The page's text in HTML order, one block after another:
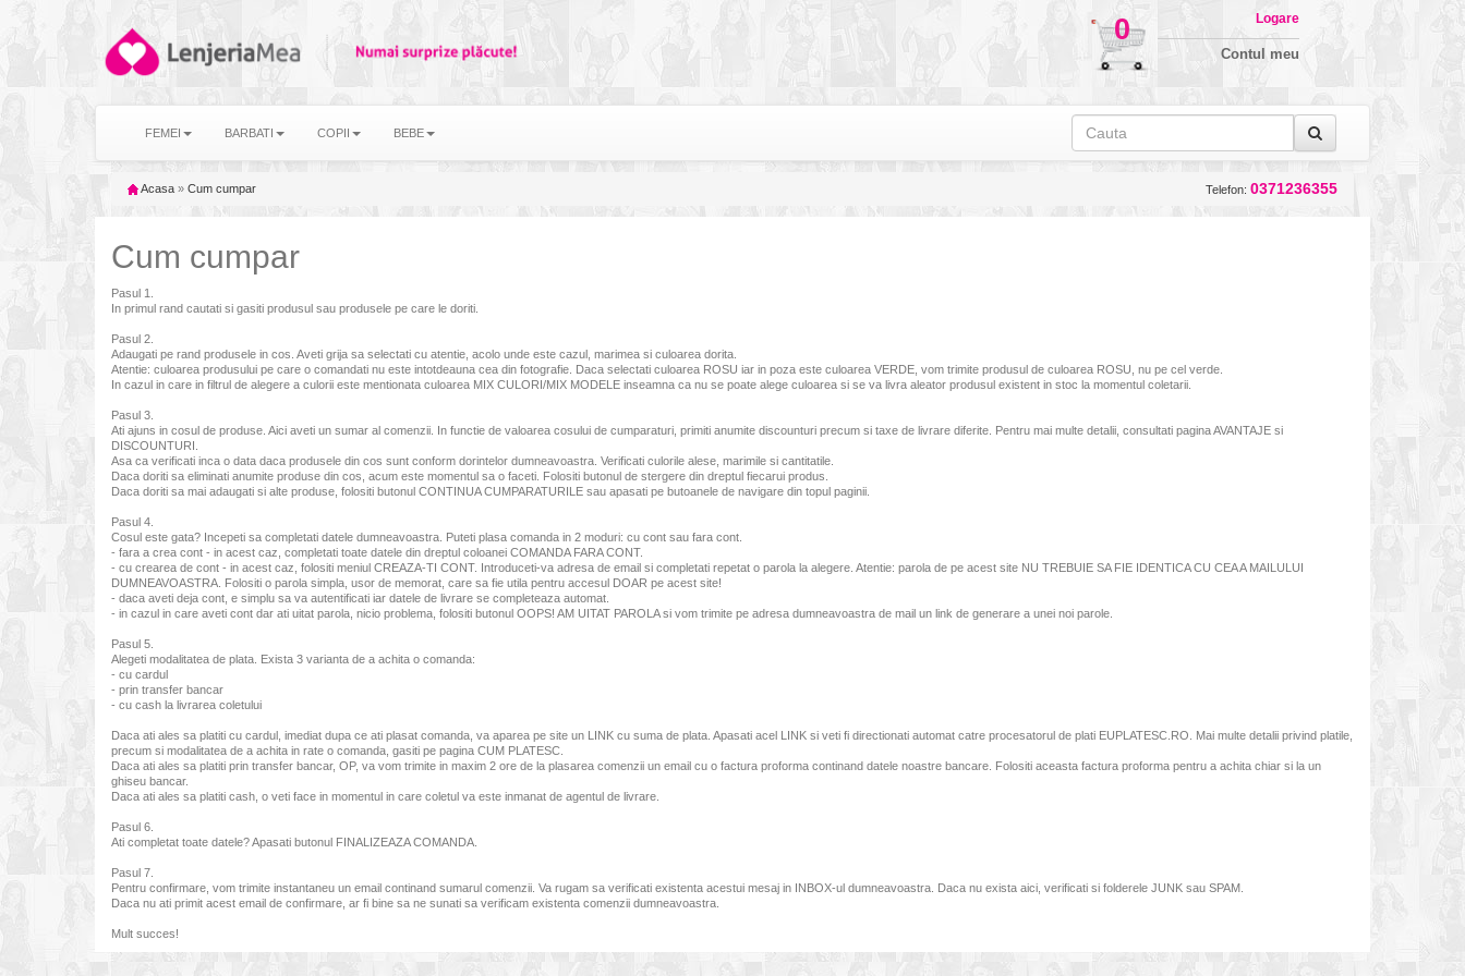
0 Logare
Contul meu
FEMEI BARBATI COPII BEBE
Acasa » Cum cumpar Telefon: 0371236355
Cum cumpar
Pasul 1.
In primul rand cautati si gasiti produsul sau produsele pe care le doriti.
Pasul 2.
Adaugati pe rand produsele in cos. Aveti grija sa selectati cu atentie, acolo unde este cazul, marimea si culoarea dorita.
Atentie: culoarea produsului pe care o comandati nu este intotdeauna cea din fotografie. Daca selectati culoarea ROSU iar in poza este culoarea VERDE, vom trimite produsul de culoarea ROSU, nu pe cel verde.
In cazul in care in filtrul de alegere a culorii este mentionata culoarea MIX CULORI/MIX MODELE inseamna ca nu se poate alege culoarea si se va livra aleator produsul existent in stoc la momentul coletarii.
Pasul 3.
Ati ajuns in cosul de produse. Aici aveti un sumar al comenzii. In functie de valoarea cosului de cumparaturi, primiti anumite discounturi precum si taxe de livrare diferite. Pentru mai multe detalii, consultati pagina AVANTAJE si
DISCOUNTURI.
Asa ca verificati inca o data daca produsele din cos sunt conform dorintelor dumneavoastra. Verificati culorile alese, marimile si cantitatile.
Daca doriti sa eliminati anumite produse din cos, acum este momentul sa o faceti. Folositi butonul de stergere din dreptul fiecarui produs.
Daca doriti sa mai adaugati si alte produse, folositi butonul CONTINUA CUMPARATURILE sau apasati pe butoanele de navigare din topul paginii.
Pasul 4.
Cosul este gata? Incepeti sa completati datele dumneavoastra. Puteti plasa comanda in 2 moduri: cu cont sau fara cont.
- fara a crea cont - in acest caz, completati toate datele din dreptul coloanei COMANDA FARA CONT.
- cu crearea de cont - in acest caz, folositi meniul CREAZA-TI CONT. Introduceti-va adresa de email si completati repetat o parola la alegere. Atentie: parola de pe acest site NU TREBUIE SA FIE IDENTICA CU CEA A MAILULUI
DUMNEAVOASTRA. Folositi o parola simpla, usor de memorat, care sa fie utila pentru accesul DOAR pe acest site!
- daca aveti deja cont, e simplu sa va autentificati iar datele de livrare se completeaza automat.
- in cazul in care aveti cont dar ati uitat parola, nicio problema, folositi butonul OOPS! AM UITAT PAROLA si vom trimite pe adresa dumneavoastra de mail un link de generare a unei noi parole.
Pasul 5.
Alegeti modalitatea de plata. Exista 3 varianta de a achita o comanda:
- cu cardul
- prin transfer bancar
- cu cash la livrarea coletului
Daca ati ales sa platiti cu cardul, imediat dupa ce ati plasat comanda, va aparea pe site un LINK cu suma de plata. Apasati acel LINK si veti fi directionati automat catre procesatorul de plati EUPLATESC.RO. Mai multe detalii privind platile,
precum si modalitatea de a achita in rate o comanda, gasiti pe pagina CUM PLATESC.
Daca ati ales sa platiti prin transfer bancar, OP, va vom trimite in maxim 2 ore de la plasarea comenzii un email cu o factura proforma continand datele noastre bancare. Folositi aceasta factura proforma pentru a achita chiar si la un
ghiseu bancar.
Daca ati ales sa platiti cash, o veti face in momentul in care coletul va este inmanat de agentul de livrare.
Pasul 6.
Ati completat toate datele? Apasati butonul FINALIZEAZA COMANDA.
Pasul 7.
Pentru confirmare, vom trimite instantaneu un email continand sumarul comenzii. Va rugam sa verificati existenta acestui mesaj in INBOX-ul dumneavoastra. Daca nu exista aici, verificati si folderele JUNK sau SPAM.
Daca nu ati primit acest email de confirmare, ar fi bine sa ne sunati sa verificam existenta comenzii dumneavoastra.
Mult succes!